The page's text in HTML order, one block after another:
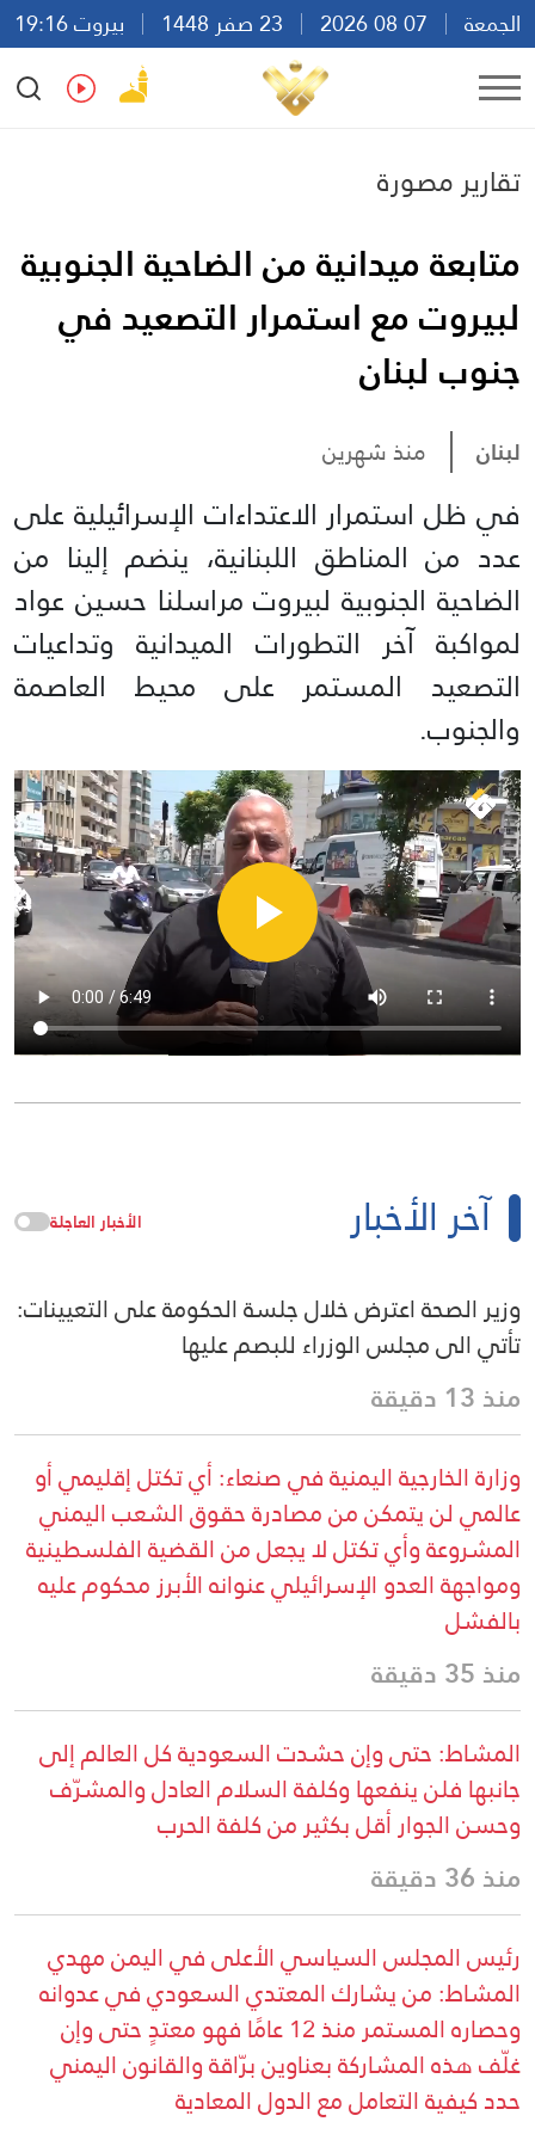
الجمعة
بيروت 19:16
Ar
En Fr Es
تقارير مصورة
متابعة ميدانية من الضاحية الجنوبية
لبيروت مع استمرار التصعيد في
جنوب لبنان
لبنان منذ شهرين
في ظل استمرار الاعتداءات الإسرائيلية على
عدد من المناطق اللبنانية، ينضم إلينا من
الضاحية الجنوبية لبيروت مراسلنا حسين عواد
لمواكبة آخر التطورات الميدانية وتداعيات
التصعيد المستمر على محيط العاصمة
والجنوب.
آخر الأخبار الأخبار العاجلة
وزير الصحة اعترض خلال جلسة الحكومة على التعيينات:
تأتي الى مجلس الوزراء للبصم عليها
منذ 13 دقيقة
وزارة الخارجية اليمنية في صنعاء: أي تكتل إقليمي أو
عالمي لن يتمكن من مصادرة حقوق الشعب اليمني
المشروعة وأي تكتل لا يجعل من القضية الفلسطينية
ومواجهة العدو الإسرائيلي عنوانه الأبرز محكوم عليه
بالفشل
منذ 35 دقيقة
المشاط: حتى وإن حشدت السعودية كل العالم إلى
جانبها فلن ينفعها وكلفة السلام العادل والمشرّف
وحسن الجوار أقل بكثير من كلفة الحرب
منذ 36 دقيقة
رئيس المجلس السياسي الأعلى في اليمن مهدي
المشاط: من يشارك المعتدي السعودي في عدوانه
وحصاره المستمر منذ 12 عامًا فهو معتدٍ حتى وإن
غلّف هذه المشاركة بعناوين برّاقة والقانون اليمني
حدد كيفية التعامل مع الدول المعادية